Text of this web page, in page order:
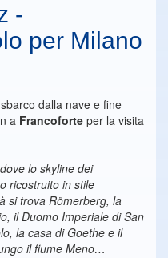
-
per Milano
dalla nave e fine
a Francoforte per la visita
lo skyline dei
ricostruito in stile
si trova Römerberg, la
il Duomo Imperiale di San
la casa di Goethe e il
il fiume Meno…